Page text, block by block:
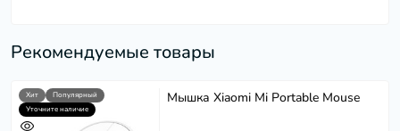
Рекомендуемые товары
Хит
Популярный
Уточните наличие
Мышка Xiaomi Mi Portable Mouse